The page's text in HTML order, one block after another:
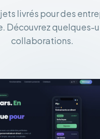
livrés pour des
Découvrez quelques-
collaborations.